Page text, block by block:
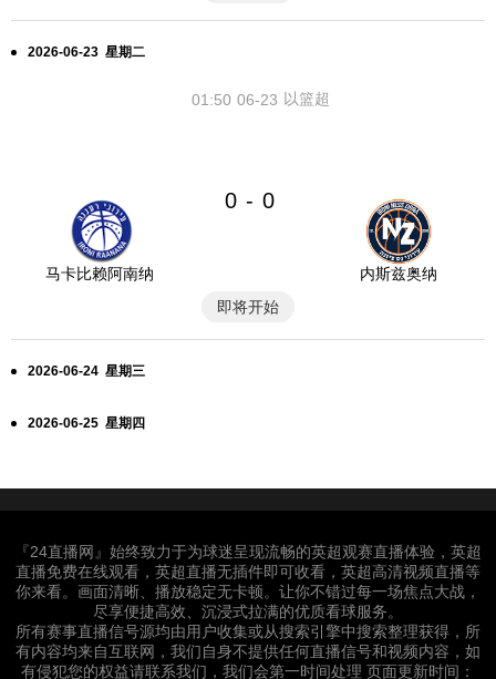
2026-06-23 星期二
06-23
01:50 以篮超
马卡比赖阿南纳
0 - 0
内斯兹奥纳
即将开始
2026-06-24 星期三
2026-06-25 星期四
『24直播网』始终致力于为球迷呈现流畅的英超观赛直播体验，英超
直播免费在线观看，英超直播无插件即可收看，英超高清视频直播等
你来看。画面清晰、播放稳定无卡顿。让你不错过每一场焦点大战，
尽享便捷高效、沉浸式拉满的优质看球服务。
所有赛事直播信号源均由用户收集或从搜索引擎中搜索整理获得，所
有内容均来自互联网，我们自身不提供任何直播信号和视频内容，如
有侵犯您的权益请联系我们，我们会第一时间处理 页面更新时间：